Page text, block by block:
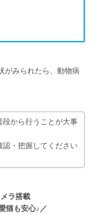
がみられたら、動物病
段から行うことが大事
・把握してください
ラ搭載
猫も安心♪／